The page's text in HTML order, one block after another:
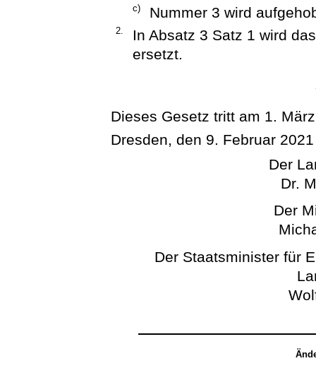
c) Nummer 3 wird
2.
In Absatz 3 Satz 1 wird
ersetzt.
Dieses Gesetz tritt am 1.
Dresden, den 9. Februar 2021
Der
Dr.
Der
Der Staatsminister für